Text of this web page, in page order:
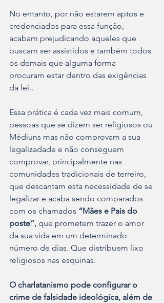
No entanto, por não estarem aptos e
credenciados para essa função,
acabam prejudicando aqueles que
buscam ser assistidos e também todos
os demais que alguma forma
procuram estar dentro das exigências
da lei..
Essa prática é cada vez mais comum,
pessoas que se dizem ser religiosos ou
Médiuns mas não comprovam a sua
legalizadade e não conseguem
comprovar, principalmente nas
comunidades tradicionais de terreiro,
que descantam esta necessidade de se
legalizar e acaba sendo comparados
com os chamados “Mães e Pais do
poste”, que prometem trazer o amor
da sua vida em um determinado
número de dias. Que distribuem lixo
religiosos nas esquinas.
O charlatanismo pode configurar o
crime de falsidade ideológica, além de